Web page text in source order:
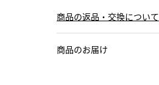
商品の返品・交換について
商品のお届け